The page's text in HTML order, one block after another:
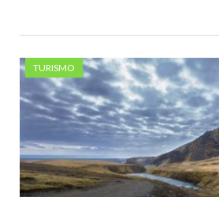
TURISMO